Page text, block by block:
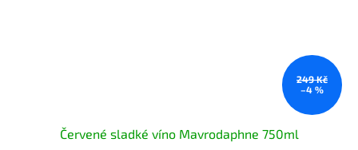
249 Kč
–4 %
Červené sladké víno Mavrodaphne 750ml